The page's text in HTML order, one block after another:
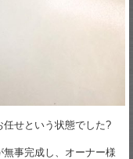
せという状態でした?
事完成し、オーナー様